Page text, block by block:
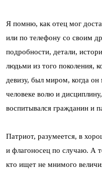
Я помню, как отец мог
или по телефону со своим
подробности, детали,
людьми из того поколения,
девизу, был миром, когда он
человеке волю и
воспитывался гражданин и
Патриот, разумеется, в
и флагоносец по случаю. А
кто ищет не мнимого